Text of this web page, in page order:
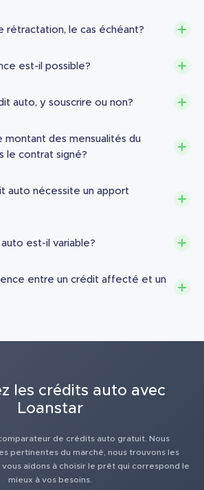
rétractation, le cas échéant?
est-il possible?
auto, y souscrire ou non?
montant des mensualités du
le contrat signé?
auto nécessite un apport
auto est-il variable?
entre un crédit affecté et un
les crédits auto avec
Loanstar
de crédits auto gratuit. Nous
pertinentes du marché, nous trouvons les
aidons à choisir le prêt qui correspond le
mieux à vos besoins.